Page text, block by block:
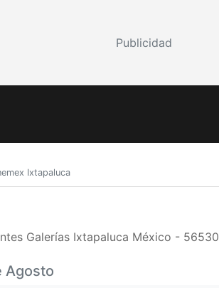
Publicidad
Ixtapaluca
Galerías Ixtapaluca México - 56530
Agosto